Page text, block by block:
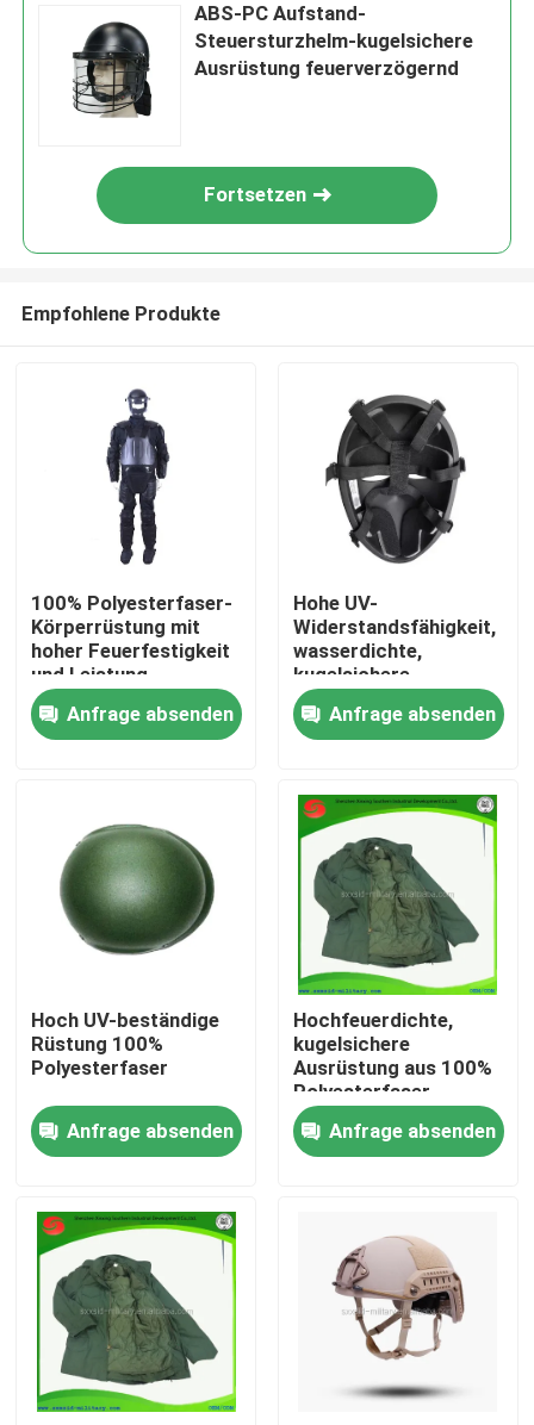
Zu Hause
Videos
Über uns
Werksbesichtigung
Qualitätskontrolle
Bitte um ein Angebot
Militärische taktische Abnutzung
Militärische taktische kugelsichere Weste
ABS-PC Aufstand-
Steuersturzhelm-kugelsichere
Ausrüstung feuerverzögernd
Fortsetzen
Empfohlene Produkte
100% Polyesterfaser-
Körperrüstung mit
hoher Feuerfestigkeit
und Leistung
Anfrage absenden
Hohe UV-
Widerstandsfähigkeit,
wasserdichte,
kugelsichere
Ausrüstung für einen
beispiellosen Schutz
Anfrage absenden
Hoch UV-beständige
Rüstung 100%
Polyesterfaser
Anfrage absenden
Hochfeuerdichte,
kugelsichere
Ausrüstung aus 100%
Polyesterfaser
Anfrage absenden